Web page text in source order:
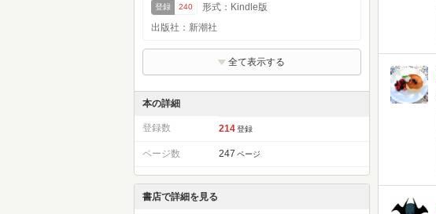
登録 240
形式：Kindle版
出版社：新潮社
全て表示する
本の詳細
登録数 214 登録
ページ数 247 ページ
書店で詳細を見る